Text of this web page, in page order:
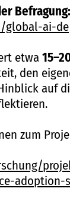
Befragung:
global-ai-de
etwa
den
auf
zum
adoption-